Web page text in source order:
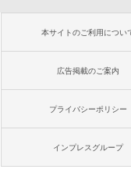
本サイトのご利用につい
広告掲載のご案内
プライバシーポリシー
インプレスグループ